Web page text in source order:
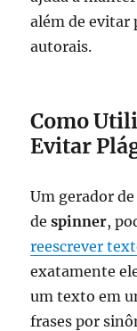
além de evitar
autorais.
Como
Evitar
Um gerador
despinner,
reescrever
exatamente
um texto em
frases por